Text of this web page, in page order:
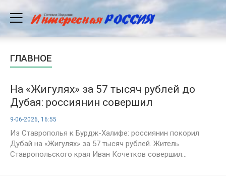
ГЛАВНОЕ
На «Жигулях» за 57 тысяч рублей до
Дубая: россиянин совершил
невероятное путешествие через
полмира
9-06-2026, 16:55
Из Ставрополья к Бурдж-Халифе: россиянин покорил
Дубай на «Жигулях» за 57 тысяч рублей. Житель
Ставропольского края Иван Кочетков совершил...